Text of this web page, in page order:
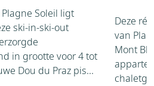
Soleil ligt
ski-in-ski-out
in grootte voor 4 tot
Dou du Praz pis...
Deze
van
Mont